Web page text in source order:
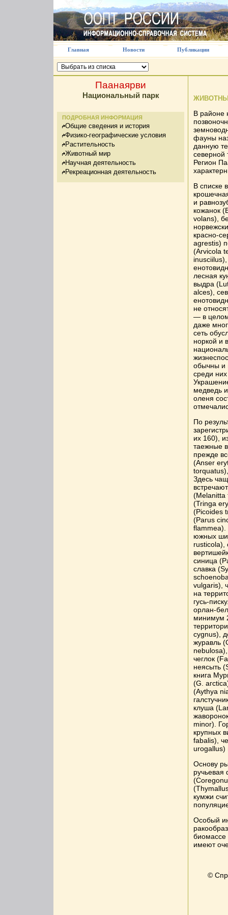
Главная Новости Публикации
Паанаярви
Национальный парк
ПОДРОБНАЯ ИНФОРМАЦИЯ
Общие сведения и история
Физико-географические условия
Растительность
Животный мир
Научная деятельность
Рекреационная деятельность
В районе
фауны
данную
северной
Регион
В списке
и
кожанок
volans),
красно-
agrestis)
(Arvicola
лесная
выдра
alces),
не
— в целом
даже
сеть
норкой и
обычны и
среди
медведь
оленя
По
их 160),
таежные
прежде
(Anser
Здесь
(Melanitta
(Tringa
(Picoides
(Parus
flammea).
южных
rusticola),
синица
славка
vulgaris),
на
гусь-
орлан-
минимум
cygnus),
журавль
чеглок
неясыть
книга
(G.
(Aythya
клуша
minor).
крупных
fabalis),
urogallus)
Основу
ручьевая
кумжи
Особый
биомассе
имеют
©